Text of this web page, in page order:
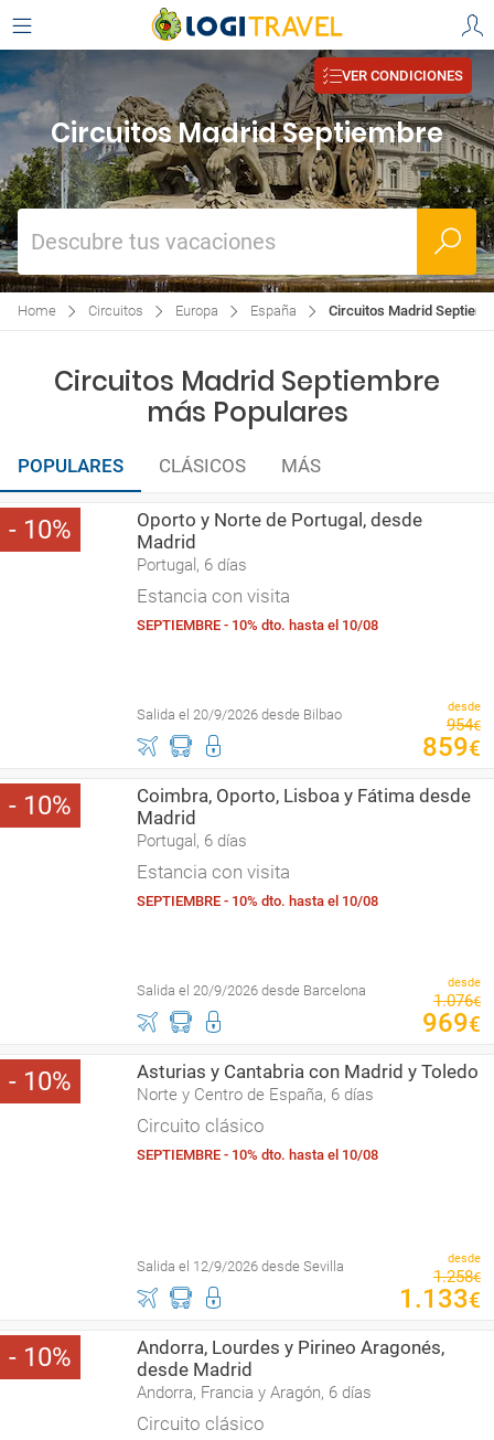
VER CONDICIONES
Circuitos Madrid Septiembre
Descubre tus vacaciones
Home Circuitos Europa España Circuitos Madrid
Circuitos Madrid Septiembre
más Populares
POPULARES CLÁSICOS MÁS
10
Oporto y Norte de Portugal, desde
Madrid
Portugal, 6 días
Estancia con visita
SEPTIEMBRE - 10% dto. hasta el 10/08
Salida el 20/9/2026 desde Bilbao desde
954€
859€
10
Coimbra, Oporto, Lisboa y Fátima desde
Madrid
Portugal, 6 días
Estancia con visita
SEPTIEMBRE - 10% dto. hasta el 10/08
Salida el 20/9/2026 desde Barcelona desde
1.076€
969€
10 Asturias y Cantabria con Madrid y Toledo
Norte y Centro de España, 6 días
Circuito clásico
SEPTIEMBRE - 10% dto. hasta el 10/08
Salida el 12/9/2026 desde Sevilla desde
1.258€
1 .133€
10
Andorra, Lourdes y Pirineo Aragonés,
desde Madrid
Andorra, Francia y Aragón, 6 días
Circuito clásico